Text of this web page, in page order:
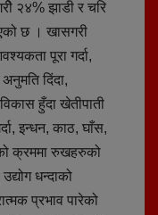
२४% झाडी र चरि
छ । खासगरी
पूरा गर्दा,
दिंदा,
हुँदा खेतीपाती
इन्धन, काठ, घाँस,
क्रममा रुखहरुको
धन्दाको
प्रभाव पारेको